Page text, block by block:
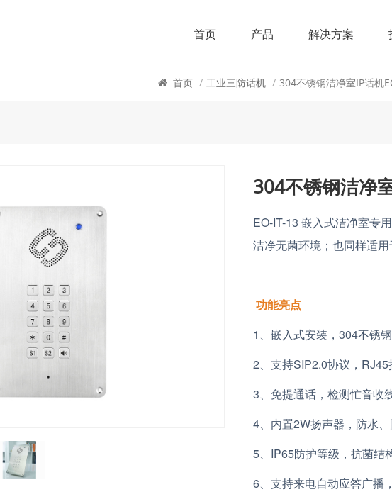
首页 产品 解决方案
工业三防话机
首页 / 工业三防话机 / 304不锈钢洁净室IP话机
304不锈钢洁净
EO-IT-13 嵌入式洁净室专
洁净无菌环境； 也同样适用
功能亮点
1 、嵌入式安装， 304不锈
2、支持SIP2.0协议， RJ45
3、免提通话，检测忙音收
4、内置2W扬声器，防水
5、 IP65防护等级， 抗菌结
6、支持来电自动应答广播